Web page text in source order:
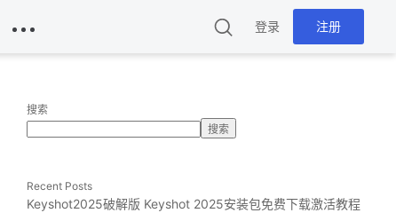
登录 注册
搜索
搜索
Recent Posts
Keyshot2025破解版 Keyshot 2025安装包免费下载激活教程